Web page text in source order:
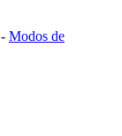
- Modos de